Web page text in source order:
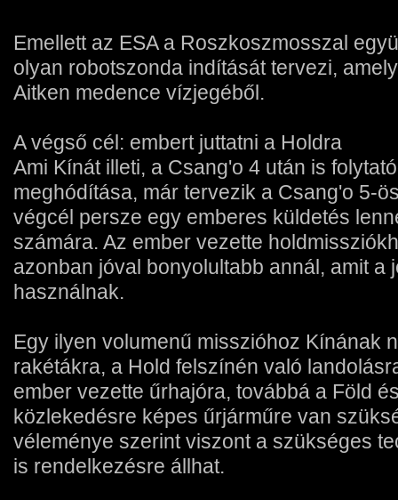
Emellett az ESA a Roszkoszmosszal
olyan robotszonda indítását tervezi,
Aitken medence vízjegéből.
A végső cél: embert juttatni a Holdra
Ami Kínát illeti, a Csang'o 4 után is
meghódítása, már tervezik a Csang'o 5-
végcél persze egy emberes küldetés
számára. Az ember vezette
azonban jóval bonyolultabb annál, amit a
használnak.
Egy ilyen volumenű misszióhoz Kínának
rakétákra, a Hold felszínén való
ember vezette űrhajóra, továbbá a Föld
közlekedésre képes űrjárműre van
véleménye szerint viszont a szükséges
is rendelkezésre állhat.